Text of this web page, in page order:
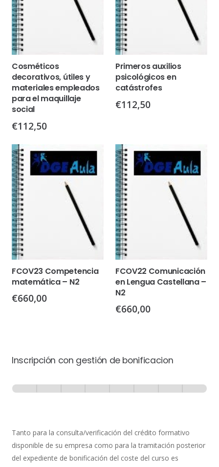
Cosméticos
decorativos, útiles y
materiales empleados
para el maquillaje
social
€112,50
Primeros auxilios
psicológicos en
catástrofes
€112,50
FCOV23 Competencia
matemática – N2
€660,00
FCOV22 Comunicación
en Lengua Castellana –
N2
€660,00
Inscripción con gestión de bonificacion
-
de
Bonificación
Tanto para la consulta/verificación del crédito formativo
disponible de su empresa como para la tramitación posterior
del expediente de bonificación del coste del curso es